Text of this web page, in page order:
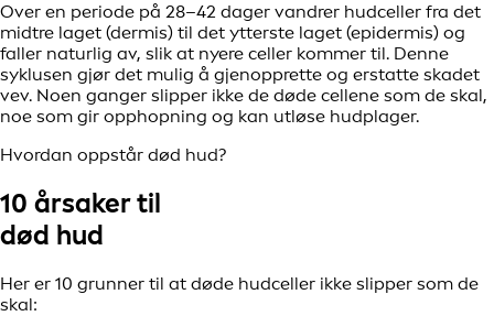
Over en periode på 28–42 dager vandrer hudceller fra det
midtre laget (dermis) til det ytterste laget (epidermis) og
faller naturlig av, slik at nyere celler kommer til. Denne
syklusen gjør det mulig å gjenopprette og erstatte skadet
vev. Noen ganger slipper ikke de døde cellene som de skal,
noe som gir opphopning og kan utløse hudplager.
Hvordan oppstår død hud?
10 årsaker til
død hud
Her er 10 grunner til at døde hudceller ikke slipper som de
skal: